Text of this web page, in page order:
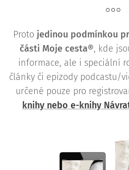
Proto jedinou podmínkou
části Moje cesta®, kde
informace, ale i speciální
články či epizody podcastu/
určené pouze pro
knihy nebo e-knihy